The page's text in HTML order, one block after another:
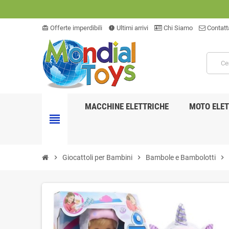
card_giftcard Offerte imperdibili new_releases Ultimi arrivi Chi Siamo
view_headline
MACCHINE ELETTRICHE MOTO
chevron_right Giocattoli per Bambini chevron_right Bambole e Bambolotti chevron_right